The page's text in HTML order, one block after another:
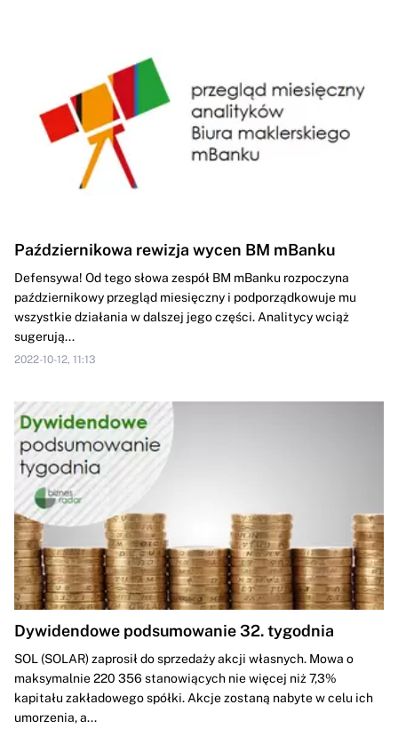
Październikowa rewizja wycen BM mBanku
Defensywa! Od tego słowa zespół BM mBanku rozpoczyna
październikowy przegląd miesięczny i podporządkowuje mu
wszystkie działania w dalszej jego części. Analitycy wciąż
sugerują...
2022-10-12, 11:13
Dywidendowe podsumowanie 32. tygodnia
SOL (SOLAR) zaprosił do sprzedaży akcji własnych. Mowa o
maksymalnie 220 356 stanowiących nie więcej niż 7,3%
kapitału zakładowego spółki. Akcje zostaną nabyte w celu ich
umorzenia, a...